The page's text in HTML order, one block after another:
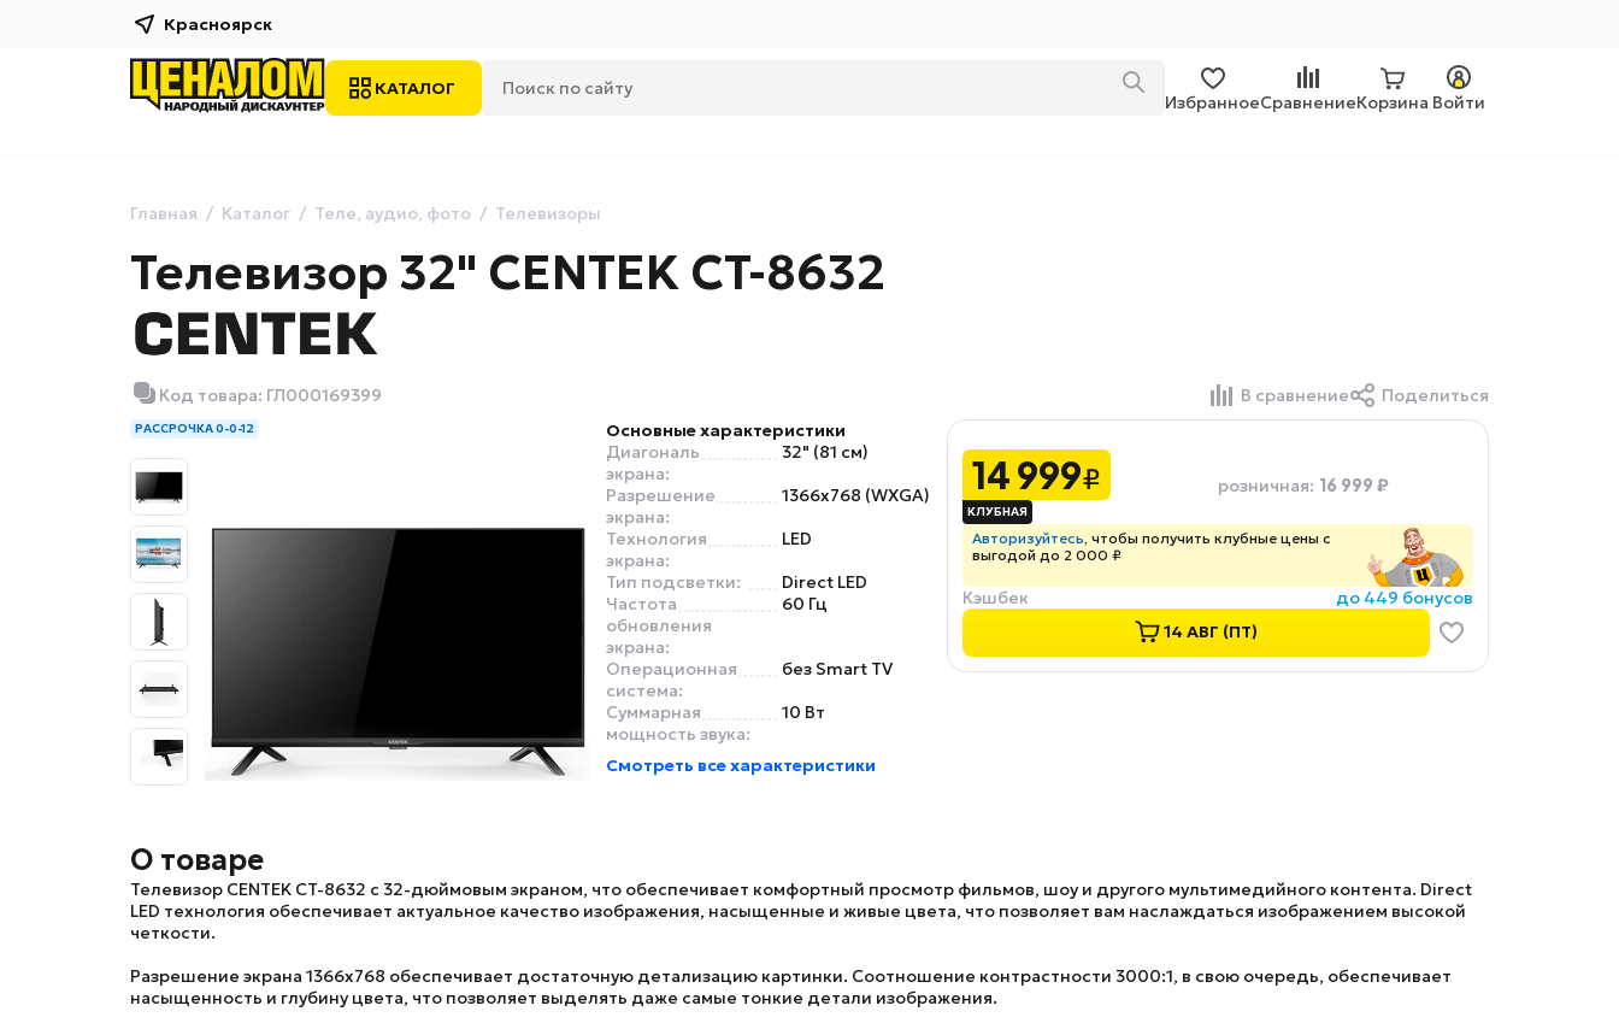
Красноярск
КАТАЛОГ
ИзбранноеСравнениеКорзина Войти
Главная Каталог Теле, аудио, фото Телевизоры
Телевизор 32" CENTEK CT-8632
Код товара: ГЛ000169399 В сравнение Поделиться
РАССРОЧКА 0-0-12
Основные характеристики
Диагональ
экрана:
32" (81 см)
Разрешение
экрана:
1366x768 (WXGA)
Технология
экрана:
LED
Тип подсветки:
Direct LED
Частота
обновления
экрана:
60 Гц
Операционная
система:
без Smart TV
Суммарная
мощность звука:
10 Вт
Смотреть все характеристики
14 999₽ розничная: 16 999 ₽
Авторизуйтесь, чтобы получить клубные цены с
выгодой до 2 000 ₽
Кэшбек
до 449 бонусов
14 АВГ (ПТ)
О товаре
Телевизор CENTEK CT-8632 с 32-дюймовым экраном, что обеспечивает комфортный просмотр фильмов, шоу и другого мультимедийного контента. Direct
LED технология обеспечивает актуальное качество изображения, насыщенные и живые цвета, что позволяет вам наслаждаться изображением высокой
четкости.
Разрешение экрана 1366х768 обеспечивает достаточную детализацию картинки. Соотношение контрастности 3000:1, в свою очередь, обеспечивает
насыщенность и глубину цвета, что позволяет выделять даже самые тонкие детали изображения.